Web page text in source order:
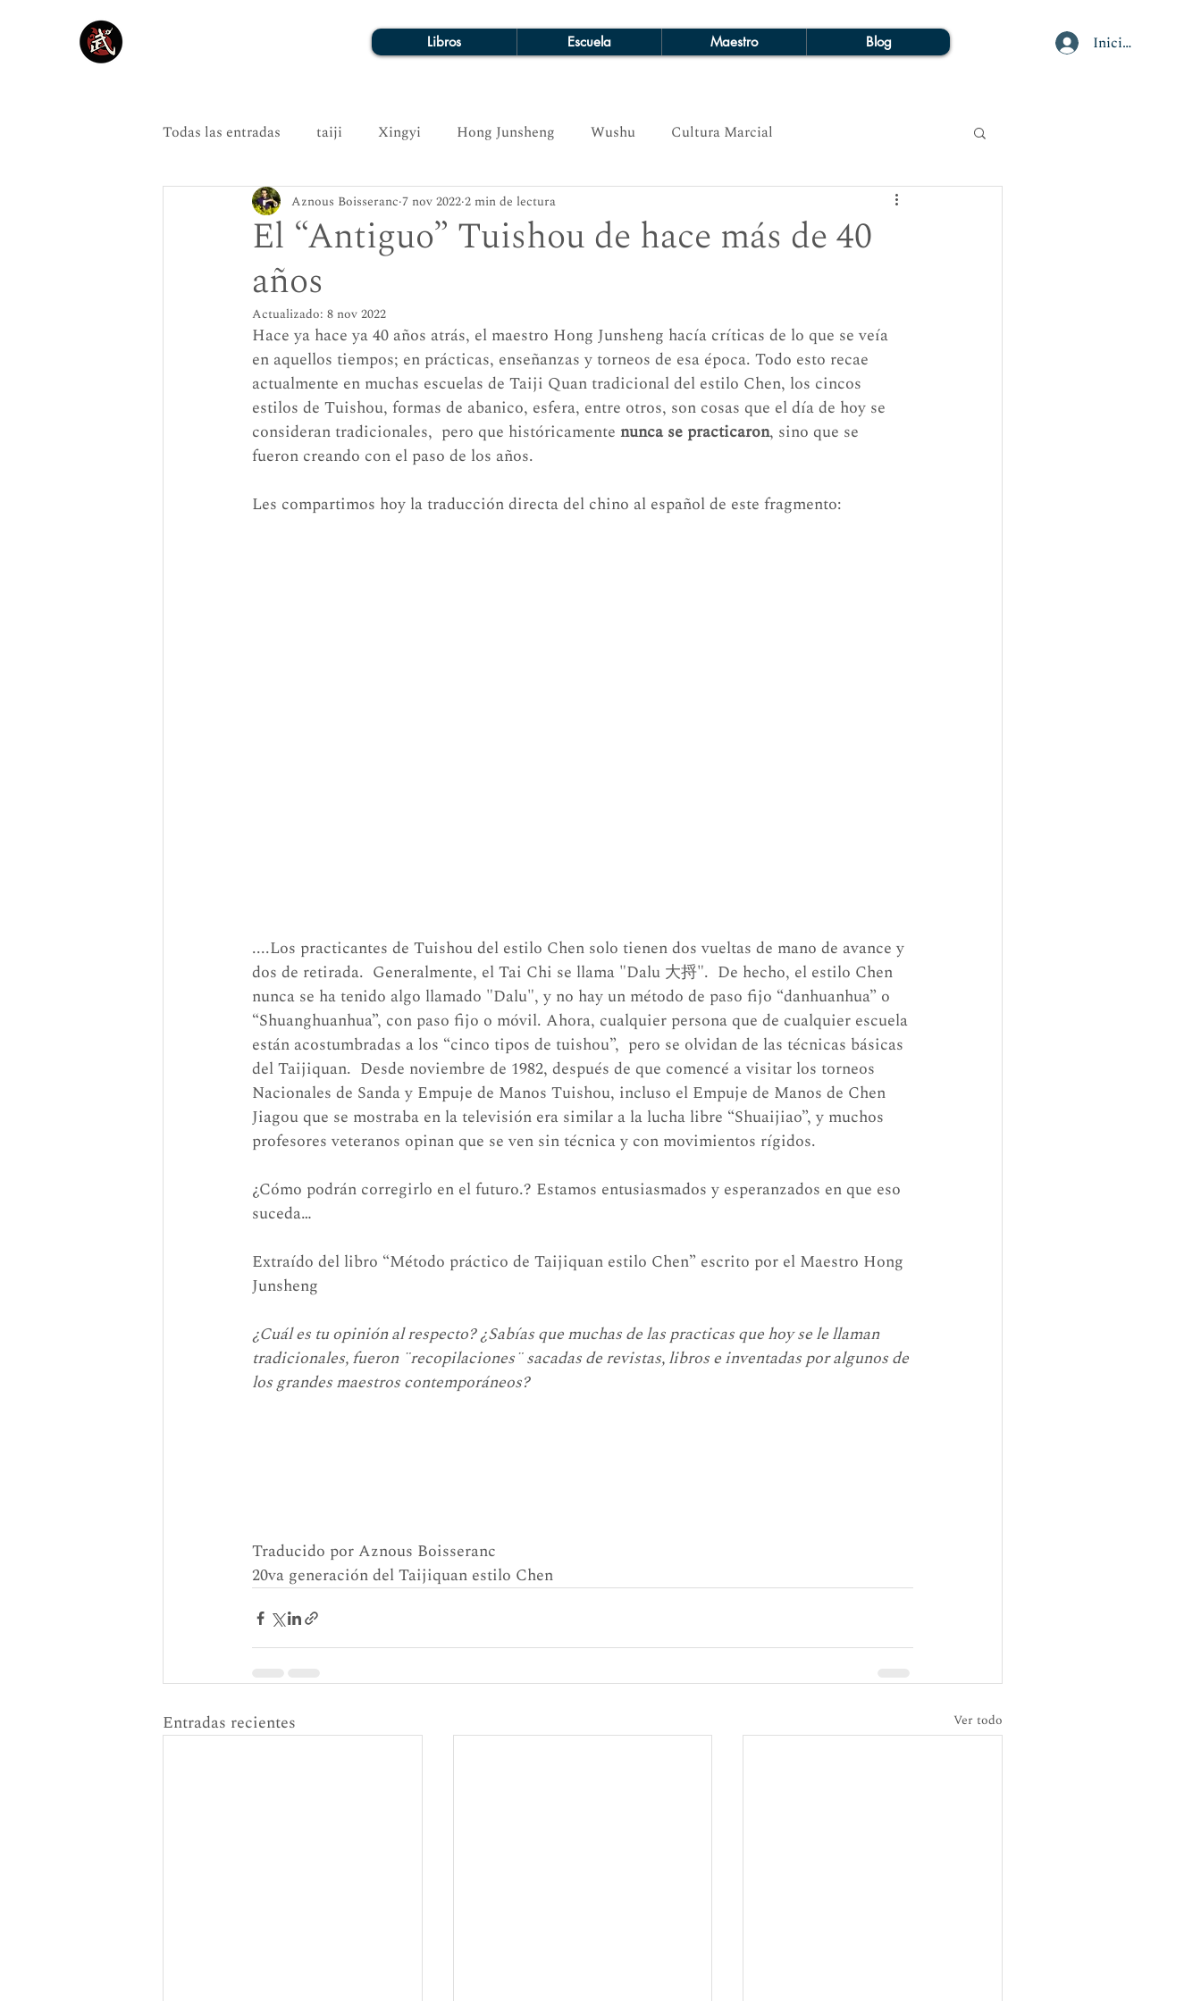
Libros Escuela Maestro Blog Iniciar sesión
Todas las entradas taiji Xingyi Hong Junsheng Wushu Cultura Marcial
El “Antiguo” Tuishou de hace más de 40
años
Aznous Boisseranc 7 nov 20222 min de lectura
Actualizado: 8 nov 2022
Hace ya hace ya 40 años atrás, el maestro Hong Junsheng hacía críticas de lo que se veía
en aquellos tiempos; en prácticas, enseñanzas y torneos de esa época. Todo esto recae
actualmente en muchas escuelas de Taiji Quan tradicional del estilo Chen, los cincos
estilos de Tuishou, formas de abanico, esfera, entre otros, son cosas que el día de hoy se
consideran tradicionales,  pero que históricamente nunca se practicaron, sino que se
fueron creando con el paso de los años.
Les compartimos hoy la traducción directa del chino al español de este fragmento:
....Los practicantes de Tuishou del estilo Chen solo tienen dos vueltas de mano de avance y
dos de retirada.  Generalmente, el Tai Chi se llama "Dalu 大捋".  De hecho, el estilo Chen
nunca se ha tenido algo llamado "Dalu", y no hay un método de paso fijo “danhuanhua” o
“Shuanghuanhua”, con paso fijo o móvil. Ahora, cualquier persona que de cualquier escuela
están acostumbradas a los “cinco tipos de tuishou”,  pero se olvidan de las técnicas básicas
del Taijiquan.  Desde noviembre de 1982, después de que comencé a visitar los torneos
Nacionales de Sanda y Empuje de Manos Tuishou, incluso el Empuje de Manos de Chen
Jiagou que se mostraba en la televisión era similar a la lucha libre “Shuaijiao”, y muchos
profesores veteranos opinan que se ven sin técnica y con movimientos rígidos.
¿Cómo podrán corregirlo en el futuro.? Estamos entusiasmados y esperanzados en que eso
suceda…
Extraído del libro “Método práctico de Taijiquan estilo Chen” escrito por el Maestro Hong
Junsheng
¿Cuál es tu opinión al respecto? ¿Sabías que muchas de las practicas que hoy se le llaman
tradicionales, fueron ¨recopilaciones¨ sacadas de revistas, libros e inventadas por algunos de
los grandes maestros contemporáneos?
Traducido por Aznous Boisseranc
20va generación del Taijiquan estilo Chen
Entradas recientes Ver todo